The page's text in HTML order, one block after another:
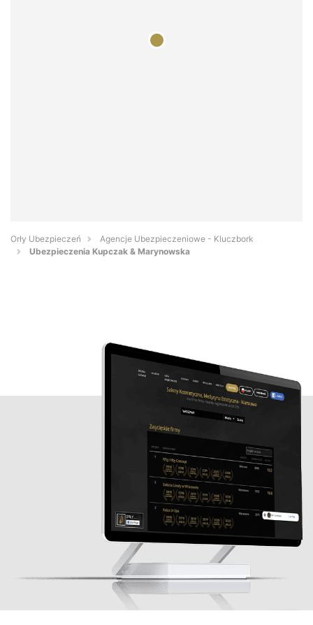
Orły Ubezpieczeń
Agencje Ubezpieczeniowe - Kluczbork
Ubezpieczenia Kupczak & Marynowska